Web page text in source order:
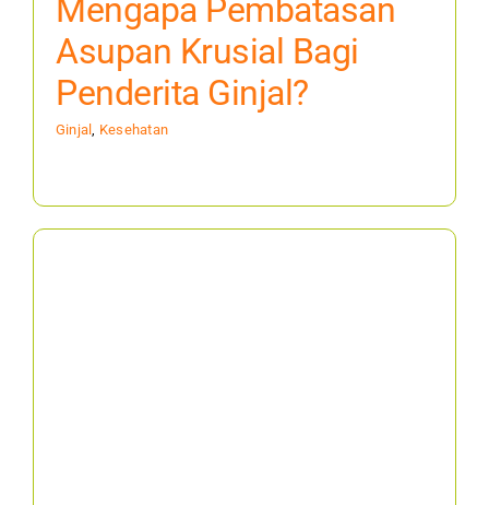
Mengapa Pembatasan
Asupan Krusial Bagi
Penderita Ginjal?
Ginjal, Kesehatan